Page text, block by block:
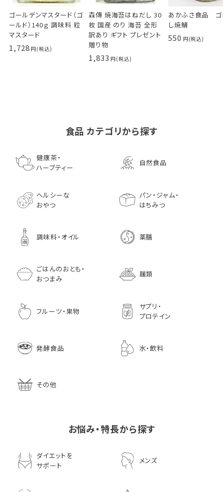
ゴールデンマスタード（ゴ
ールド）140ｇ 調味料 粒
マスタード
1,728
森傳 焼海苔はねだし 30
枚 国産 のり 海苔 全形
訳あり ギフト プレゼント
贈り物
1,833
あかふさ食品 ゴ
し焼鯖
550
ールド）140ｇ 調味料 粒
マスタード
鰹節 食べる削り節
70g× 10袋セット おつま
75g（50袋）
1,296
食品 カテゴリから探す
健康茶・
ハーブティー
自然食品
ヘルシーな
おやつ
パン・ジャム・
はちみつ
調味料・オイル 薬膳
ごはんのおとも・
おつまみ
麺類
フルーツ・果物
サプリ・
プロテイン
発酵食品 水・飲料
その他
お悩み・特長から探す
ダイエットを
サポート
メンズ